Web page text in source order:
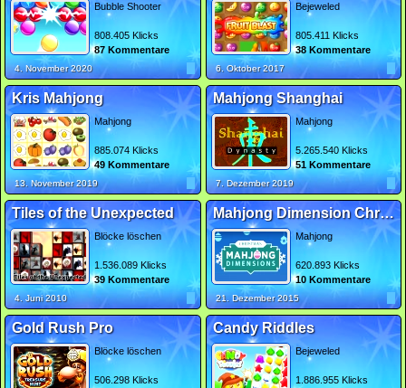
Bubble Shooter
808.405 Klicks
87 Kommentare
4. November 2020
Bejeweled
805.411 Klicks
38 Kommentare
6. Oktober 2017
Kris Mahjong
Mahjong
885.074 Klicks
49 Kommentare
13. November 2019
Mahjong Shanghai
Mahjong
5.265.540 Klicks
51 Kommentare
7. Dezember 2019
Tiles of the Unexpected
Blöcke löschen
1.536.089 Klicks
39 Kommentare
4. Juni 2010
Mahjong Dimension Christmas
Mahjong
620.893 Klicks
10 Kommentare
21. Dezember 2015
Gold Rush Pro
Blöcke löschen
506.298 Klicks
Candy Riddles
Bejeweled
1.886.955 Klicks